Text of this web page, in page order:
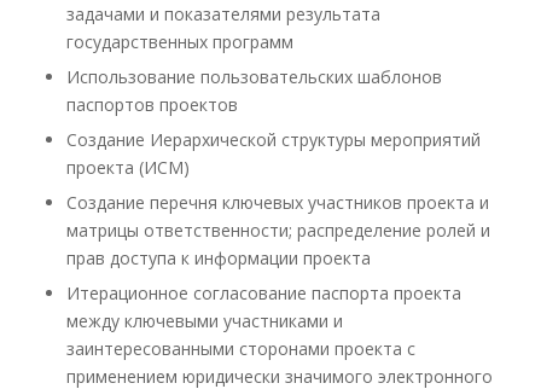
задачами и показателями результата
государственных программ
Использование пользовательских шаблонов
паспортов проектов
Создание Иерархической структуры мероприятий
проекта (ИСМ)
Создание перечня ключевых участников проекта и
матрицы ответственности; распределение ролей и
прав доступа к информации проекта
Итерационное согласование паспорта проекта
между ключевыми участниками и
заинтересованными сторонами проекта с
применением юридически значимого электронного